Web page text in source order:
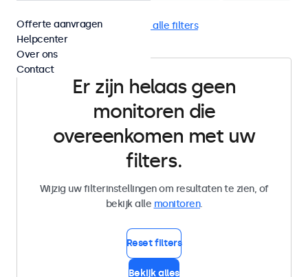
4:3 / 5:4 DisplayPort Wis alle filters
Er zijn helaas geen
monitoren die
overeenkomen met uw
filters.
Wijzig uw filterinstellingen om resultaten te zien, of
bekijk alle monitoren.
Reset filters
Bekijk alles
Offerte aanvragen
Helpcenter
Over ons
Contact